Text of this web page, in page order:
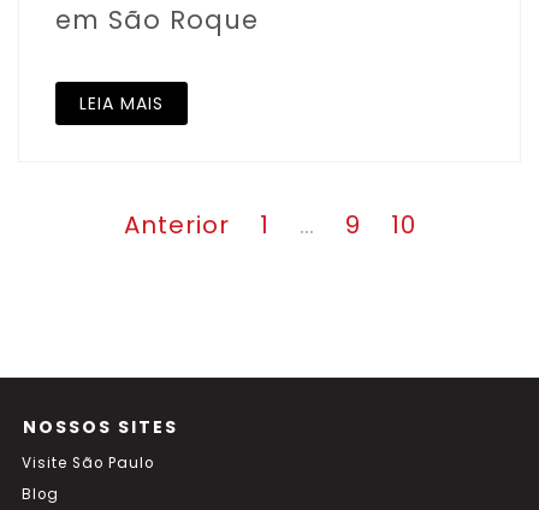
em São Roque
LEIA MAIS
Anterior Página
1 … Página
9 Página
10
NOSSOS SITES
Visite São Paulo
Blog